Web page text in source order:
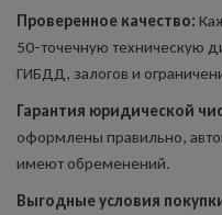
Проверенное качество:
50-точечную техническую
ГИБДД, залогов и
Гарантия юридической
оформлены правильно,
имеют обременений.
Выгодные условия